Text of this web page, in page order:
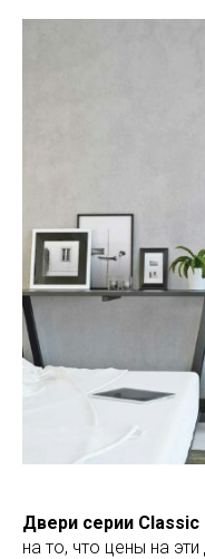
Двери серии Classic
на то, что цены на